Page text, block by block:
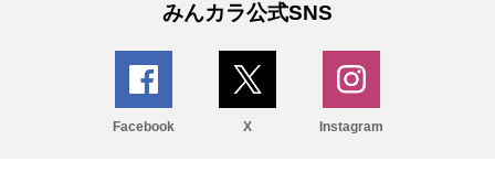
みんカラ公式SNS
Facebook X Instagram